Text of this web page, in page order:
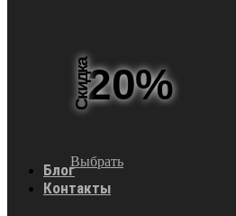
Скидка20%
Выбрать
Блог
Контакты